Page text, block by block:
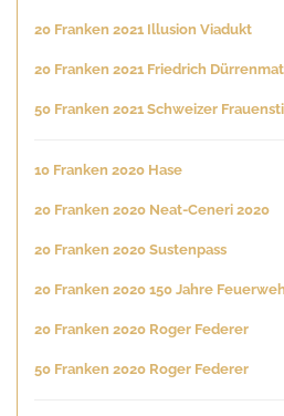
20 Franken 2021 Illusion Viadukt
20 Franken 2021 Friedrich
50 Franken 2021 Schweizer
10 Franken 2020 Hase
20 Franken 2020 Neat-Ceneri 2020
20 Franken 2020 Sustenpass
20 Franken 2020 150 Jahre
20 Franken 2020 Roger Federer
50 Franken 2020 Roger Federer